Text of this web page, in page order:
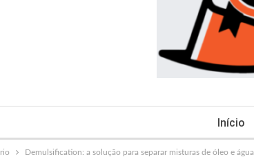
Início
Demulsification: a solução para separar misturas de óleo e água